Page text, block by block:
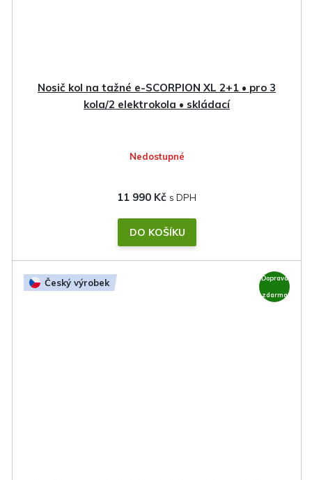
Nosič kol na tažné e-SCORPION XL 2+1 • pro 3
kola/2 elektrokola • skládací
Nedostupné
11 990 Kč
DO KOŠÍKU
Český výrobek Doprava
zdarma